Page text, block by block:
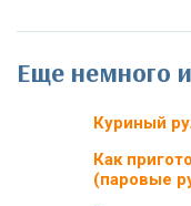
Еще немного
Куриный
Как
(паровые